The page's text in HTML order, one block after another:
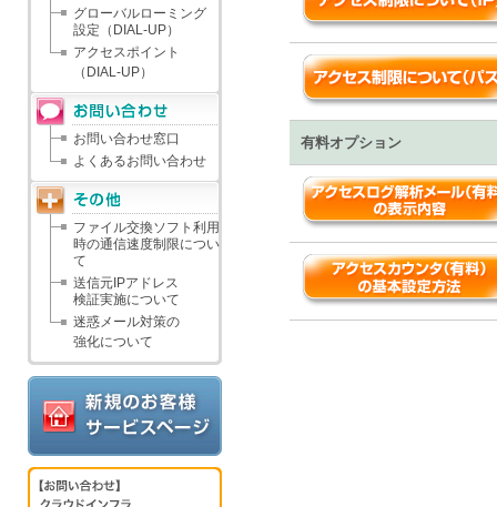
グローバルローミング
設定（DIAL-UP）
アクセスポイント
（DIAL-UP）
お問い合わせ窓口
よくあるお問い合わせ
ファイル交換ソフト利用
時の通信速度制限につい
て
送信元IPアドレス
検証実施について
迷惑メール対策の
強化について
有料オプション